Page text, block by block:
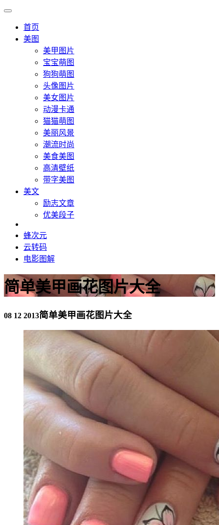
首页
美图
美甲图片
宝宝萌图
狗狗萌图
头像图片
美女图片
动漫卡通
猫猫萌图
美丽风景
潮流时尚
美食美图
高清壁纸
带字美图
美文
励志文章
优美段子
蜂次元
云转码
电影图解
简单美甲画花图片大全
08 12 2013简单美甲画花图片大全